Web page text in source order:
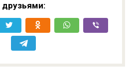
друзьями: